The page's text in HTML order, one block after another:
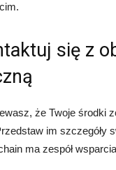
się z
że Twoje środki
im szczegóły
ma zespół